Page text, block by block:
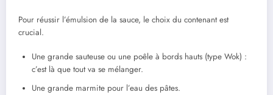
Pour réussir l’émulsion de la sauce, le choix du contenant est
crucial.
Une grande sauteuse ou une poêle à bords hauts (type Wok) :
c’est là que tout va se mélanger.
Une grande marmite pour l’eau des pâtes.